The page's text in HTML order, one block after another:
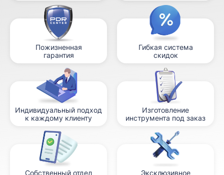
Пожизненная
гарантия
Гибкая система
скидок
Индивидуальный подход
к каждому клиенту
Изготовление
инструмента под заказ
Собственный отдел Эксклюзивное